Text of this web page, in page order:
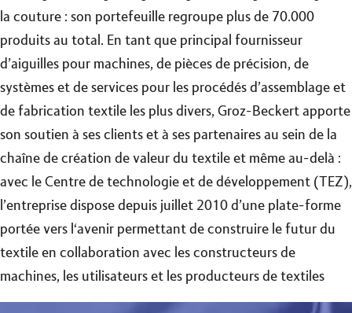
la couture : son portefeuille regroupe plus de 70.000
produits au total. En tant que principal fournisseur
d’aiguilles pour machines, de pièces de précision, de
systèmes et de services pour les procédés d’assemblage et
de fabrication textile les plus divers, Groz-Beckert apporte
son soutien à ses clients et à ses partenaires au sein de la
chaîne de création de valeur du textile et même au-delà :
avec le Centre de technologie et de développement (TEZ),
l’entreprise dispose depuis juillet 2010 d’une plate-forme
portée vers l‘avenir permettant de construire le futur du
textile en collaboration avec les constructeurs de
machines, les utilisateurs et les producteurs de textiles